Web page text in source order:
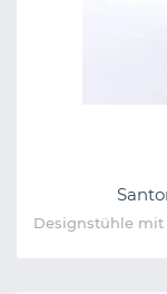
Designstühle